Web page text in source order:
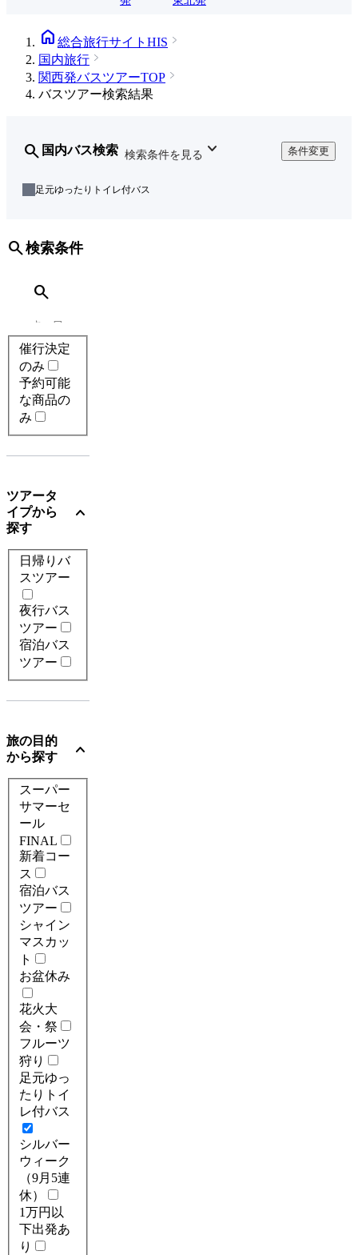
home 総合旅行サイトHIS
国内旅行
関西発バスツアーTOP
バスツアー検索結果
search 国内バス検索 expand_more
足元ゆったりトイレ付バス
条件変更
search検索条件
search
催行決定
のみ
予約可能
な商品の
み
ツアータ
イプから
探す
expand_more
日帰りバ
スツアー
夜行バス
ツアー
宿泊バス
ツアー
旅の目的
から探す
expand_more
スーパー
サマーセ
ール
FINAL
新着コー
ス
宿泊バス
ツアー
シャイン
マスカッ
ト
お盆休み
花火大
会・祭
フルーツ
狩り
足元ゆっ
たりトイ
レ付バス
シルバー
ウィーク
（9月5連
休）
1万円以
下出発あ
り